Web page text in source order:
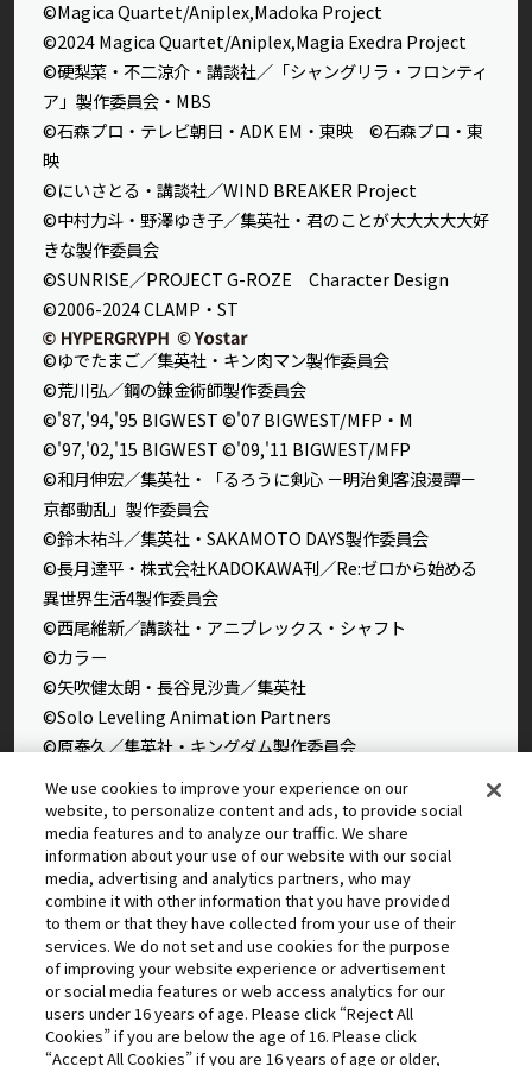
©Magica Quartet/Aniplex,Madoka Project
©2024 Magica Quartet/Aniplex,Magia Exedra Project
©硬梨菜・不二涼介・講談社／「シャングリラ・フロンティ
ア」製作委員会・MBS
©石森プロ・テレビ朝日・ADK EM・東映 ©石森プロ・東
映
©にいさとる・講談社／WIND BREAKER Project
©中村力斗・野澤ゆき子／集英社・君のことが大大大大大好
きな製作委員会
©SUNRISE／PROJECT G-ROZE Character Design
©2006-2024 CLAMP・ST
©ゆでたまご／集英社・キン肉マン製作委員会
©荒川弘／鋼の錬金術師製作委員会
©'87,'94,'95 BIGWEST ©'07 BIGWEST/MFP・M
©'97,'02,'15 BIGWEST ©'09,'11 BIGWEST/MFP
©和月伸宏／集英社・「るろうに剣心 －明治剣客浪漫譚－
京都動乱」製作委員会
©鈴木祐斗／集英社・SAKAMOTO DAYS製作委員会
©長月達平・株式会社KADOKAWA刊／Re:ゼロから始める
異世界生活4製作委員会
©西尾維新／講談社・アニプレックス・シャフト
©カラー
©矢吹健太朗・長谷見沙貴／集英社
©Solo Leveling Animation Partners
©原泰久／集英社・キングダム製作委員会
©石田スイ／集英社・東京喰種：re製作委員会
©外薗健／集英社
©タカヒロ・竹村洋平／集英社・魔防隊広報部
©高橋留美子／小学館・読売テレビ・サンライズ 2009
©藤本タツキ／集英社・ＭＡＰＰＡ
© 2025 MAPPA／チェンソーマンプロジェクト ©藤本タツ
キ／集英社
©星野桂／集英社
©理不尽な孫の手/MFブックス/「無職転生Ⅲ」製作委員会
We use cookies to improve your experience on our
website, to personalize content and ads, to provide social
media features and to analyze our traffic. We share
information about your use of our website with our social
media, advertising and analytics partners, who may
combine it with other information that you have provided
to them or that they have collected from your use of their
services. We do not set and use cookies for the purpose
of improving your website experience or advertisement
or social media features or web access analytics for our
users under 16 years of age. Please click “Reject All
Cookies” if you are below the age of 16. Please click
“Accept All Cookies” if you are 16 years of age or older,